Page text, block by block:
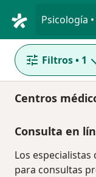
Psicología
Filtros• 1
Centros
Consulta en
Los
para consultas